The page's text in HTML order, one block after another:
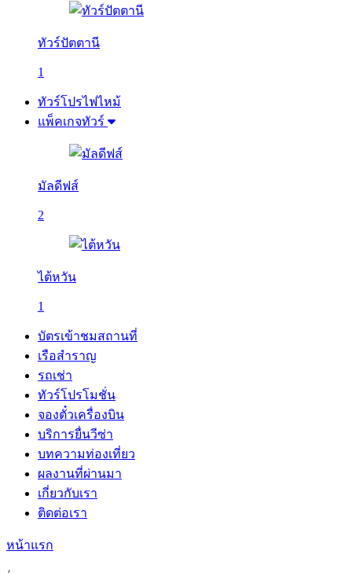
ทัวร์ปัตตานี
1
ทัวร์โปรไฟไหม้
แพ็คเกจทัวร์
มัลดีฟส์
2
ไต้หวัน
1
บัตรเข้าชมสถานที่
เรือสำราญ
รถเช่า
ทัวร์โปรโมชั่น
จองตั๋วเครื่องบิน
บริการยื่นวีซ่า
บทความท่องเที่ยว
ผลงานที่ผ่านมา
เกี่ยวกับเรา
ติดต่อเรา
หน้าแรก